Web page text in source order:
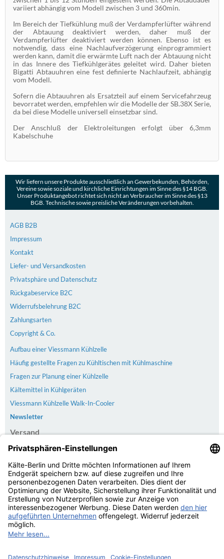
variiert abhängig vom Modell zwischen 3 und 360min.
Im Bereich der Tiefkühlung muß der Verdampferlüfter während
der Abtauung deaktiviert werden, daher muß der
Verdampferlüfter deaktiviert werden können. Ebenso ist es
notwendig, dass eine Nachlaufverzögerung einprogrammiert
werden kann, damit die erwärmte Luft nach der Abtauung nicht
in das Innere des Tiefkühlgerätes geleitet wird. Daher bieten
Bigatti Abtauuhren eine fest definierte Nachlaufzeit, abhängig
vom Modell.
Sofern die Abtauuhren als Ersatzteil auf einem Servicefahrzeug
bevorratet werden, empfehlen wir die Modelle der SB.38X Serie,
da bei diese Modelle universell einsetzbar sind.
Der Anschluß der Elektroleitungen erfolgt über 6,3mm
Kabelschuhe
Wir liefern unsere Produkte ausschließlich an Gewerbekunden, Behörden,
Vereine sowie soziale und kirchliche Einrichtungen im Sinne des §14 BGB.
Unser Produktangebot richtet sich nicht an Verbraucher im Sinne des §13
BGB. Technische sowie preisliche Veränderungen vorbehalten.
AGB B2B
Impressum
Kontakt
Liefer- und Versandkosten
Privatsphäre und Datenschutz
Rückgabeservice B2C
Widerrufsbelehrung B2C
Zahlungsarten
Copyright & Co.
Aufbau einer Viessmann Kühlzelle
Häufig gestellte Fragen zu Kühltischen mit Kühlmaschine
Fragen zur Planung einer Kühlzelle
Kältemittel in Kühlgeräten
Viessmann Kühlzelle Walk-In-Cooler
Newsletter
Versand
PayPal | Rechnung | Kreditkarte | Vorkasse
Kundenbewertungen von Trusted Shops
4.74/5.00 bei19 Bewertungen
Kaelte-Berlin.com Kundenbewertungen | Trusted Shops
eCommerce Engine © 2026xt:Commerce Shopsoftware